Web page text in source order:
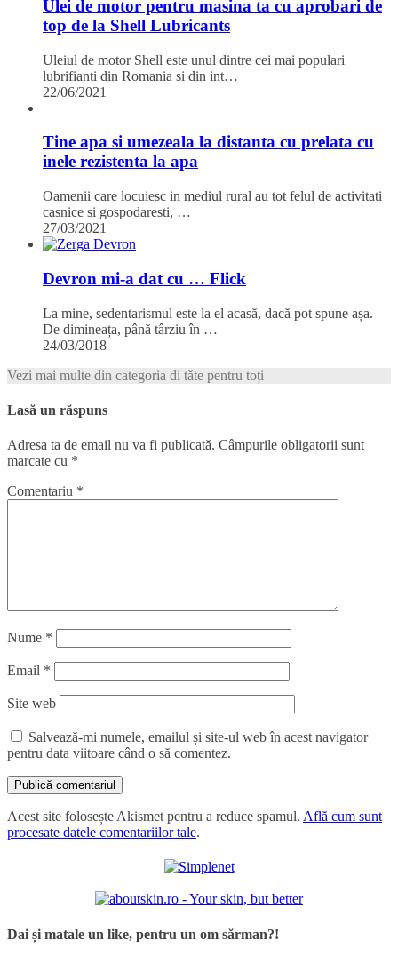
Ulei de motor pentru masina ta cu aprobari de
top de la Shell Lubricants
Uleiul de motor Shell este unul dintre cei mai populari
lubrifianti din Romania si din int…
22/06/2021
Tine apa si umezeala la distanta cu prelata cu
inele rezistenta la apa
Oamenii care locuiesc in mediul rural au tot felul de activitati
casnice si gospodaresti, …
27/03/2021
Devron mi-a dat cu … Flick
La mine, sedentarismul este la el acasă, dacă pot spune așa.
De dimineața, până târziu în …
24/03/2018
Vezi mai multe din categoria di tăte pentru toți
Lasă un răspuns
Adresa ta de email nu va fi publicată. Câmpurile obligatorii sunt
marcate cu *
Comentariu *
Nume *
Email *
Site web
Salvează-mi numele, emailul și site-ul web în acest navigator
pentru data viitoare când o să comentez.
Acest site folosește Akismet pentru a reduce spamul. Află cum sunt
procesate datele comentariilor tale.
Dai și matale un like, pentru un om sărman?!